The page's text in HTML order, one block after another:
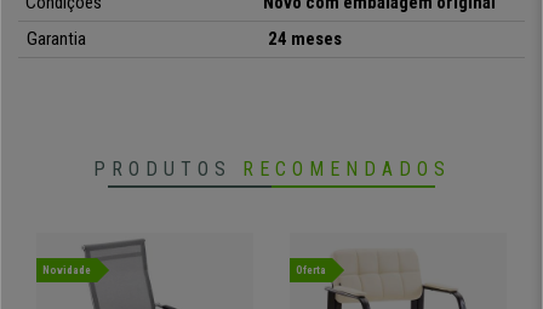
Garantia
24 meses
PRODUTOS RECOMENDADOS
Novidade Oferta